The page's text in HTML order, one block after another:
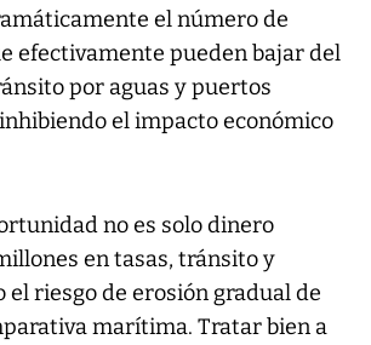
el número de
efectivamente pueden bajar del
por aguas y puertos
el impacto económico
no es solo dinero
en tasas, tránsito y
el riesgo de erosión gradual de
marítima. Tratar bien a